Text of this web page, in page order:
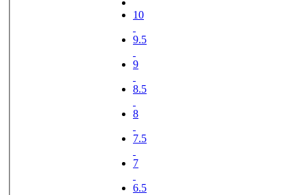
10
9.5
9
8.5
8
7.5
7
6.5